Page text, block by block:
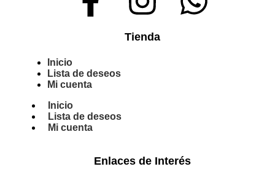
Tienda
Inicio
Lista de deseos
Mi cuenta
Inicio
Lista de deseos
Mi cuenta
Enlaces de Interés